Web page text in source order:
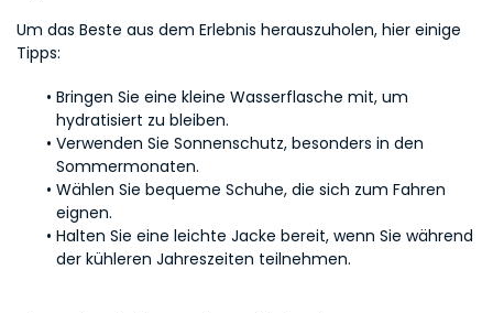
Um das Beste aus dem Erlebnis herauszuholen, hier einige
Tipps:
Bringen Sie eine kleine Wasserflasche mit, um
hydratisiert zu bleiben.
Verwenden Sie Sonnenschutz, besonders in den
Sommermonaten.
Wählen Sie bequeme Schuhe, die sich zum Fahren
eignen.
Halten Sie eine leichte Jacke bereit, wenn Sie während
der kühleren Jahreszeiten teilnehmen.